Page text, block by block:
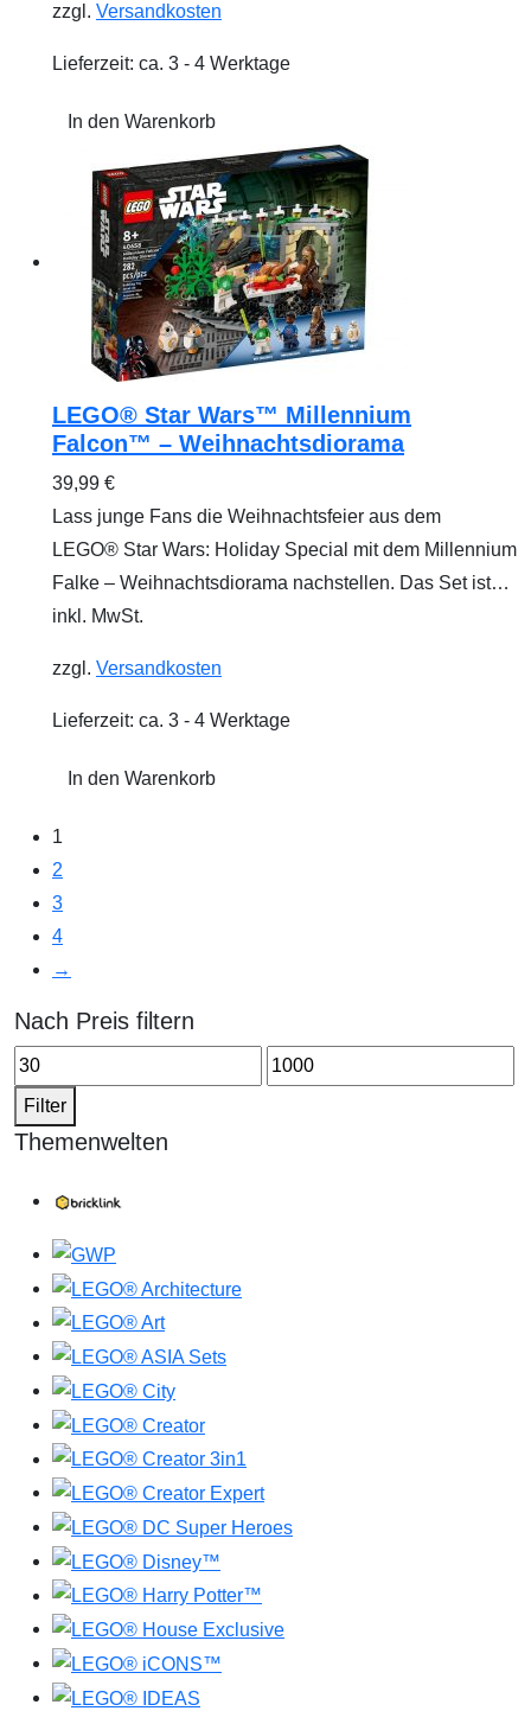
zzgl. Versandkosten
Lieferzeit: ca. 3 - 4 Werktage
In den Warenkorb
LEGO® Star Wars™ Millennium
Falcon™ – Weihnachtsdiorama
39,99 €
Lass junge Fans die Weihnachtsfeier aus dem
LEGO® Star Wars: Holiday Special mit dem Millennium
Falke – Weihnachtsdiorama nachstellen. Das Set ist…
inkl. MwSt.
zzgl. Versandkosten
Lieferzeit: ca. 3 - 4 Werktage
In den Warenkorb
1
2
3
4
→
Nach Preis filtern
Min.
Preis
Max.
Filter
Themenwelten